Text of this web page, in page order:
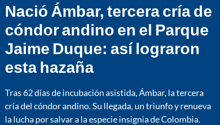
Nació Ámbar, tercera cría de
cóndor andino en el Parque
Jaime Duque: así lograron
esta hazaña
Tras 62 días de incubación asistida, Ámbar, la tercera
cría del cóndor andino. Su llegada, un triunfo y renueva
la lucha por salvar a la especie insignia de Colombia.